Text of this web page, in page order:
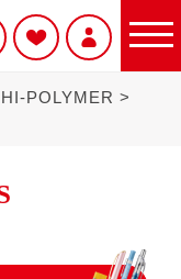
HI-POLYMER